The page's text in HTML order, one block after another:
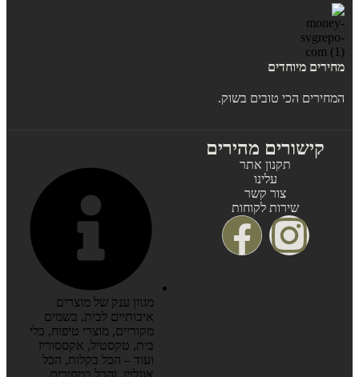
מחירים מיוחדים
המחירים הכי טובים בשוק.
קישורים מהירים
תקנון אתר
עלינו
צור קשר
שירות לקוחות
מגוון ענק של מוצרים
איכותיים לבית, בשמים
מקוריים, מוצרי טיפוח, כלי
בית, טקסטיל, אקססוריז
ועוד – הכל בקלות, הכל